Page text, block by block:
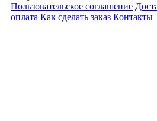
Пользовательское соглашение
оплата Как сделать заказ Контакты